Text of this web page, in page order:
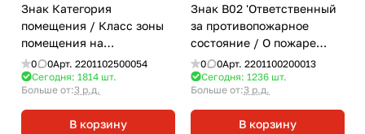
Знак Категория
помещения / Класс зоны
помещения на
самоклеящейся не
светящейся пленке,
100х200 НПО ПУЛЬС
0 0Арт. 2201102500054
Сегодня: 1814 шт.
Больше от:3 р.д.
В корзину
Знак B02 'Ответственный
за противопожарное
состояние / О пожаре
звонить 101, 112' на
самоклеящейся
несветящейся пленке,
200х200 НПО ПУЛЬС
0 0Арт. 2201100200013
Сегодня: 1236 шт.
Больше от:3 р.д.
В корзину